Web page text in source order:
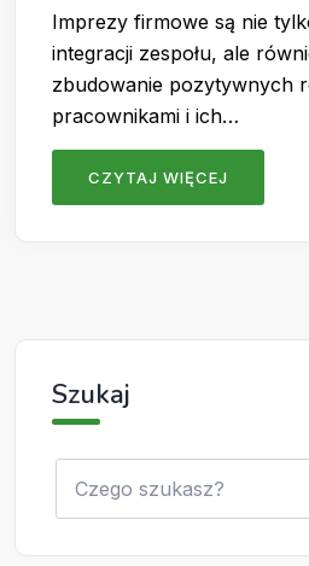
Imprezy firmowe są nie
integracji zespołu, ale
zbudowanie pozytywnych
pracownikami i ich…
CZYTAJ WIĘCEJ
Szukaj